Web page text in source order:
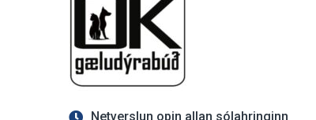
Netverslun opin allan sólahringinn